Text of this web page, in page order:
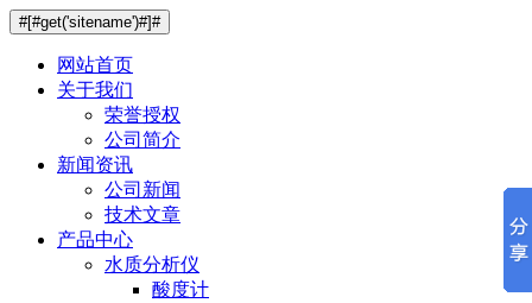
#[#get('sitename')#]#
网站首页
关于我们
荣誉授权
公司简介
新闻资讯
公司新闻
技术文章
产品中心
水质分析仪
酸度计